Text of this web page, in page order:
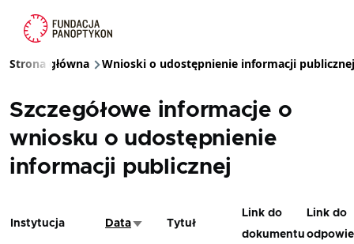
Ścieżka nawigacyjna
Strona główna Wnioski o udostępnienie informacji publicznej
Szczegółowe informacje o
wniosku o udostępnienie
informacji publicznej
Instytucja DataSortuj rosnąco
Tytuł
Link do
dokumentu
Link do